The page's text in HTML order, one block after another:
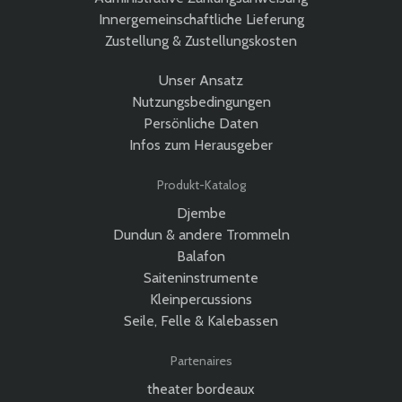
Innergemeinschaftliche Lieferung
Zustellung & Zustellungskosten
Unser Ansatz
Nutzungsbedingungen
Persönliche Daten
Infos zum Herausgeber
Produkt-Katalog
Djembe
Dundun & andere Trommeln
Balafon
Saiteninstrumente
Kleinpercussions
Seile, Felle & Kalebassen
Partenaires
theater bordeaux